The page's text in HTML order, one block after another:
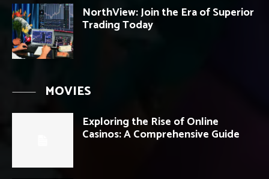
NorthView: Join the Era of Superior
Trading Today
MOVIES
Exploring the Rise of Online
Casinos: A Comprehensive Guide